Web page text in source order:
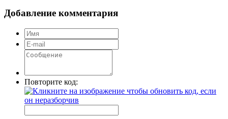
Добавление комментария
Повторите код: